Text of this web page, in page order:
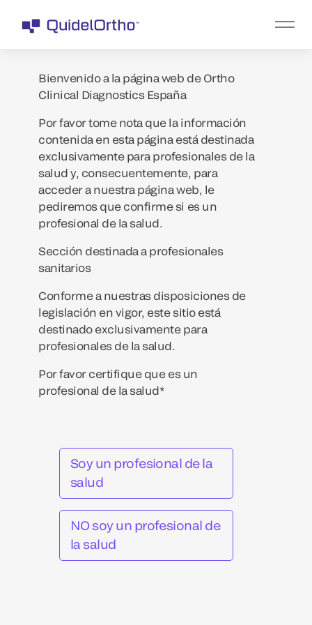
Bienvenido a la página web de Ortho
Clinical Diagnostics España
Por favor tome nota que la información
contenida en esta página está destinada
exclusivamente para profesionales de la
salud y, consecuentemente, para
acceder a nuestra página web, le
pediremos que confirme si es un
profesional de la salud.
Sección destinada a profesionales
sanitarios
Conforme a nuestras disposiciones de
legislación en vigor, este sitio está
destinado exclusivamente para
profesionales de la salud.
Por favor certifique que es un
profesional de la salud*
Soy un profesional de la
salud
NO soy un profesional de
la salud